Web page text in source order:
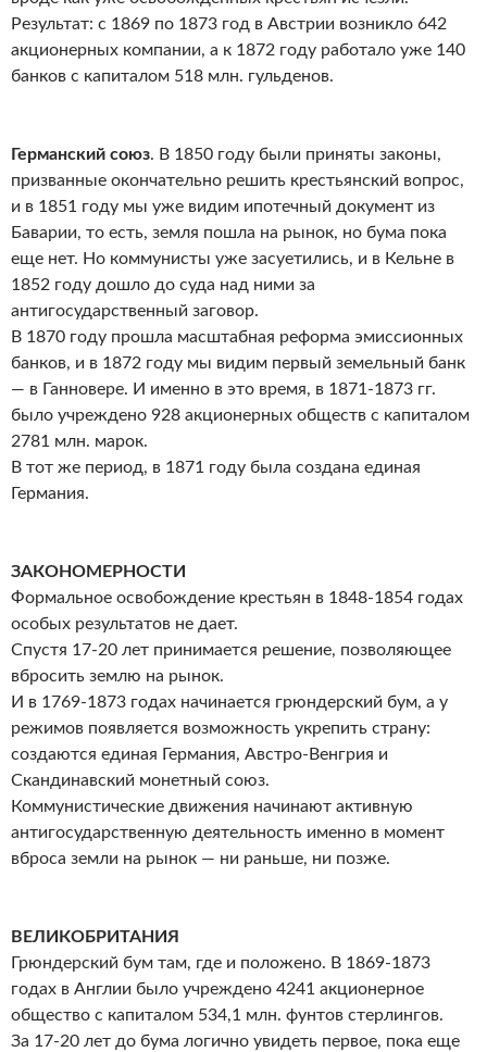
Результат: с 1869 по 1873 год в Австрии возникло 642
акционерных компании, а к 1872 году работало уже 140
банков с капиталом 518 млн. гульденов.
Германский союз. В 1850 году были приняты законы,
призванные окончательно решить крестьянский вопрос,
и в 1851 году мы уже видим ипотечный документ из
Баварии, то есть, земля пошла на рынок, но бума пока
еще нет. Но коммунисты уже засуетились, и в Кельне в
1852 году дошло до суда над ними за
антигосударственный заговор.
В 1870 году прошла масштабная реформа эмиссионных
банков, и в 1872 году мы видим первый земельный банк
— в Ганновере. И именно в это время, в 1871-1873 гг.
было учреждено 928 акционерных обществ с капиталом
2781 млн. марок.
В тот же период, в 1871 году была создана единая
Германия.
ЗАКОНОМЕРНОСТИ
Формальное освобождение крестьян в 1848-1854 годах
особых результатов не дает.
Спустя 17-20 лет принимается решение, позволяющее
вбросить землю на рынок.
И в 1769-1873 годах начинается грюндерский бум, а у
режимов появляется возможность укрепить страну:
создаются единая Германия, Австро-Венгрия и
Скандинавский монетный союз.
Коммунистические движения начинают активную
антигосударственную деятельность именно в момент
вброса земли на рынок — ни раньше, ни позже.
ВЕЛИКОБРИТАНИЯ
Грюндерский бум там, где и положено. В 1869-1873
годах в Англии было учреждено 4241 акционерное
общество с капиталом 534,1 млн. фунтов стерлингов.
За 17-20 лет до бума логично увидеть первое, пока еще